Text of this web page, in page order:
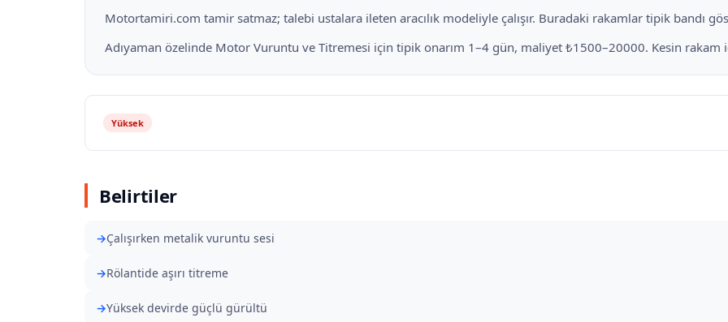
Motortamiri.com tamir satmaz; talebi ustalara ileten aracılık modeliyle çalışır. Buradaki rakamlar tipik bandı
Adıyaman özelinde Motor Vuruntu ve Titremesi için tipik onarım 1–4 gün, maliyet ₺1500–20000. Kesin rakam
Yüksek
Belirtiler
Çalışırken metalik vuruntu sesi
Rölantide aşırı titreme
Yüksek devirde güçlü gürültü